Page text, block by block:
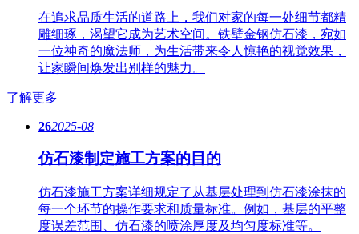
在追求品质生活的道路上，我们对家的每一处细节都精
雕细琢，渴望它成为艺术空间。铁壁金钢仿石漆，宛如
一位神奇的魔法师，为生活带来令人惊艳的视觉效果，
让家瞬间焕发出别样的魅力。
了解更多
262025-08
仿石漆制定施工方案的目的
仿石漆施工方案详细规定了从基层处理到仿石漆涂抹的
每一个环节的操作要求和质量标准。例如，基层的平整
度误差范围、仿石漆的喷涂厚度及均匀度标准等。